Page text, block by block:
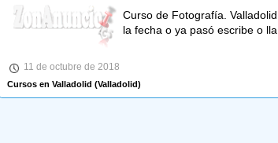
Curso de Fotografía.
la fecha o ya pasó escribe o
11 de octubre de 2018
Cursos en Valladolid (Valladolid)